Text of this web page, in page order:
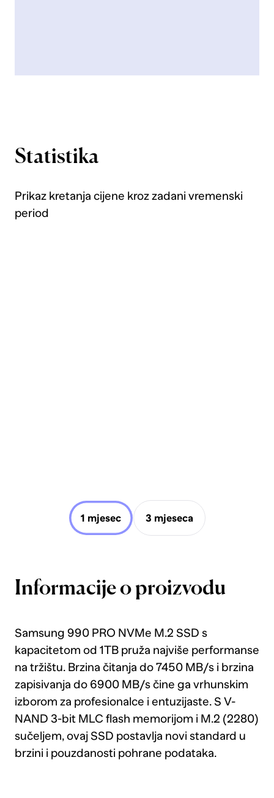
Statistika
Prikaz kretanja cijene kroz zadani vremenski
period
1 mjesec 3 mjeseca
Informacije o proizvodu
Samsung 990 PRO NVMe M.2 SSD s
kapacitetom od 1TB pruža najviše performanse
na tržištu. Brzina čitanja do 7450 MB/s i brzina
zapisivanja do 6900 MB/s čine ga vrhunskim
izborom za profesionalce i entuzijaste. S V-
NAND 3-bit MLC flash memorijom i M.2 (2280)
sučeljem, ovaj SSD postavlja novi standard u
brzini i pouzdanosti pohrane podataka.